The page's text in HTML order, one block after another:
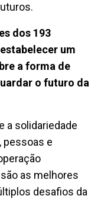
dos 193
um
a forma de
o futuro da
a solidariedade
pessoas e
as melhores
desafios da